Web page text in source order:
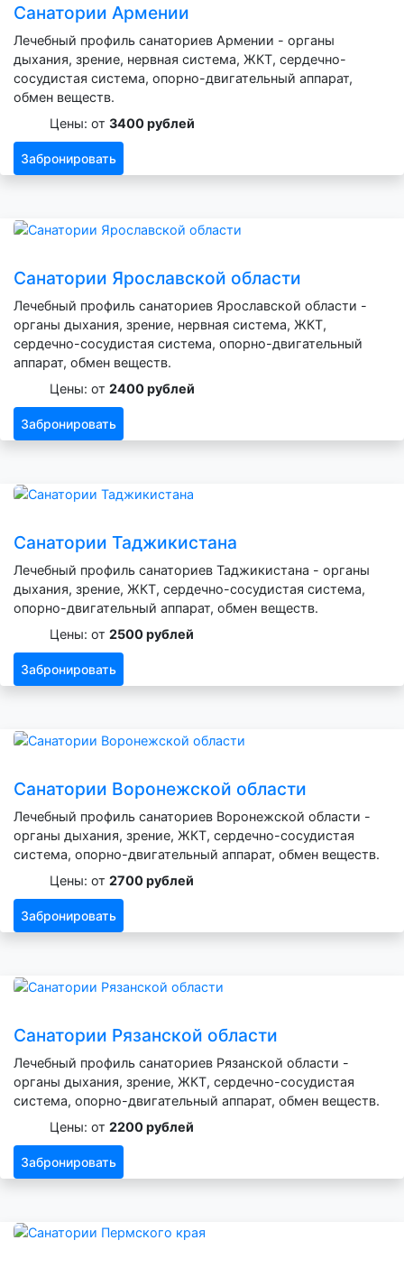
Санатории Армении
Лечебный профиль санаториев Армении - органы
дыхания, зрение, нервная система, ЖКТ, сердечно-
сосудистая система, опорно-двигательный аппарат,
обмен веществ.
Цены: от 3400 рублей
Забронировать
Санатории Ярославской области
Лечебный профиль санаториев Ярославской области -
органы дыхания, зрение, нервная система, ЖКТ,
сердечно-сосудистая система, опорно-двигательный
аппарат, обмен веществ.
Цены: от 2400 рублей
Забронировать
Санатории Таджикистана
Лечебный профиль санаториев Таджикистана - органы
дыхания, зрение, ЖКТ, сердечно-сосудистая система,
опорно-двигательный аппарат, обмен веществ.
Цены: от 2500 рублей
Забронировать
Санатории Воронежской области
Лечебный профиль санаториев Воронежской области -
органы дыхания, зрение, ЖКТ, сердечно-сосудистая
система, опорно-двигательный аппарат, обмен веществ.
Цены: от 2700 рублей
Забронировать
Санатории Рязанской области
Лечебный профиль санаториев Рязанской области -
органы дыхания, зрение, ЖКТ, сердечно-сосудистая
система, опорно-двигательный аппарат, обмен веществ.
Цены: от 2200 рублей
Забронировать